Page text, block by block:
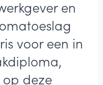
en
voor een in
deze